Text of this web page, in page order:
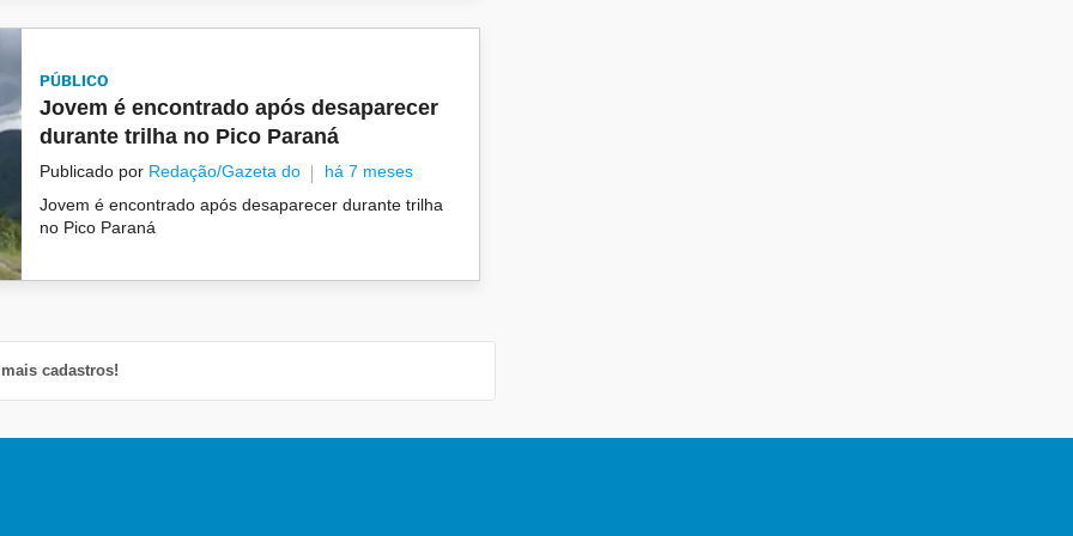
PÚBLICO
Jovem é encontrado após desaparecer
durante trilha no Pico Paraná
Publicado por Redação/Gazeta do
há 7 meses
Jovem é encontrado após desaparecer durante trilha
no Pico Paraná
cadastros!